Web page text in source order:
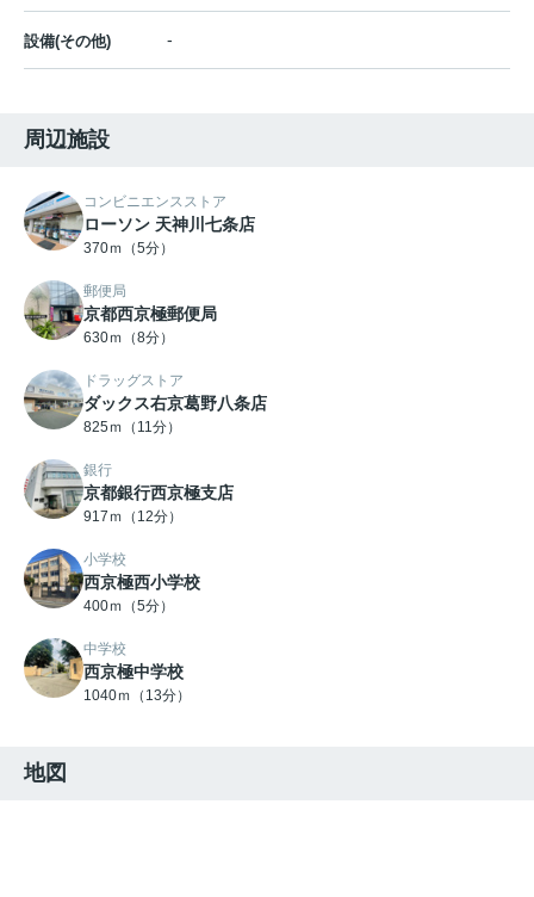
設備(その他) -
周辺施設
コンビニエンスストア
ローソン 天神川七条店
370ｍ（5分）
郵便局
京都西京極郵便局
630ｍ（8分）
ドラッグストア
ダックス右京葛野八条店
825ｍ（11分）
銀行
京都銀行西京極支店
917ｍ（12分）
小学校
西京極西小学校
400ｍ（5分）
中学校
西京極中学校
1040ｍ（13分）
地図